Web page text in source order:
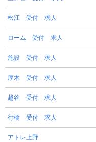
松江 受付 求人
ローム 受付 求人
施設 受付 求人
厚木 受付 求人
越谷 受付 求人
行橋 受付 求人
アトレ上野